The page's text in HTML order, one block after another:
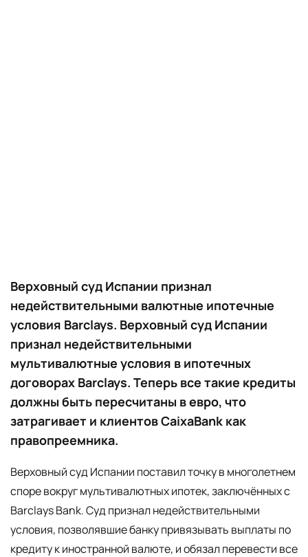
Верховный суд Испании признал
недействительными валютные ипотечные
условия Barclays. Верховный суд Испании
признал недействительными
мультивалютные условия в ипотечных
договорах Barclays. Теперь все такие кредиты
должны быть пересчитаны в евро, что
затрагивает и клиентов CaixaBank как
правопреемника.
Верховный суд Испании поставил точку в многолетнем
споре вокруг мультивалютных ипотек, заключённых с
Barclays Bank. Суд признал недействительными
условия, позволявшие банку привязывать выплаты по
кредиту к иностранной валюте, и обязал перевести все